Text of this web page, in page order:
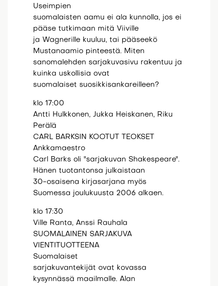
Useimpien
suomalaisten aamu ei ala kunnolla, jos ei
pääse tutkimaan mitä Viiville
ja Wagnerille kuuluu, tai pääseekö
Mustanaamio pinteestä. Miten
sanomalehden sarjakuvasivu rakentuu ja
kuinka uskollisia ovat
suomalaiset suosikkisankareilleen?
klo 17:00
Antti Hulkkonen, Jukka Heiskanen, Riku
Perälä
CARL BARKSIN KOOTUT TEOKSET
Ankkamaestro
Carl Barks oli "sarjakuvan Shakespeare".
Hänen tuotantonsa julkaistaan
30-osaisena kirjasarjana myös
Suomessa joulukuusta 2006 alkaen.
klo 17:30
Ville Ranta, Anssi Rauhala
SUOMALAINEN SARJAKUVA
VIENTITUOTTEENA
Suomalaiset
sarjakuvantekijät ovat kovassa
kysynnässä maailmalle. Alan